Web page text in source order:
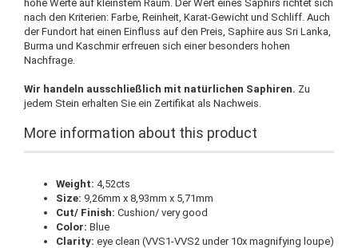
hohe Werte auf kleinstem Raum. Der Wert eines Saphirs richtet sich
nach den Kriterien: Farbe, Reinheit, Karat-Gewicht und Schliff. Auch
der Fundort hat einen Einfluss auf den Preis, Saphire aus Sri Lanka,
Burma und Kaschmir erfreuen sich einer besonders hohen
Nachfrage.
Wir handeln ausschließlich mit natürlichen Saphiren. Zu
jedem Stein erhalten Sie ein Zertifikat als Nachweis.
More information about this product
Weight: 4,52cts
Size: 9,26mm x 8,93mm x 5,71mm
Cut/ Finish: Cushion/ very good
Color: Blue
Clarity: eye clean (VVS1-VVS2 under 10x magnifying loupe)